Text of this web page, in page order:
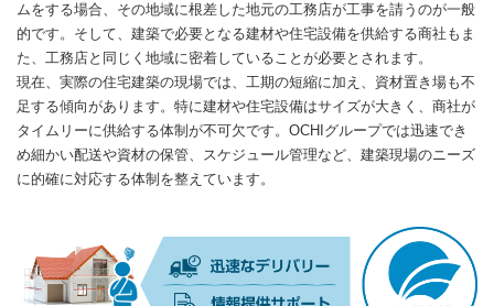
ムをする場合、その地域に根差した地元の工務店が工事を請うのが一般
的です。そして、建築で必要となる建材や住宅設備を供給する商社もま
た、工務店と同じく地域に密着していることが必要とされます。
現在、実際の住宅建築の現場では、工期の短縮に加え、資材置き場も不
足する傾向があります。特に建材や住宅設備はサイズが大きく、商社が
タイムリーに供給する体制が不可欠です。OCHIグループでは迅速でき
め細かい配送や資材の保管、スケジュール管理など、建築現場のニーズ
に的確に対応する体制を整えています。